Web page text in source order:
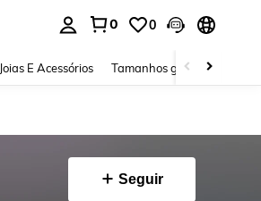
0 0
Joias E Acessórios Tamanhos grandes
Seguir